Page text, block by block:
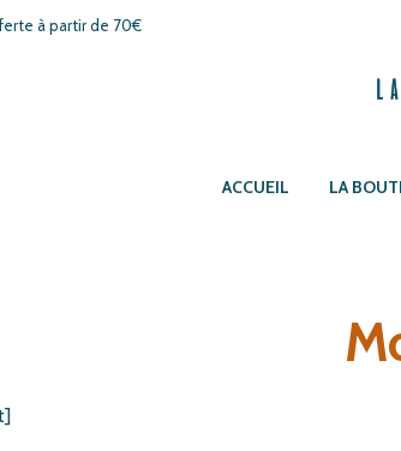
à partir de 70€
ACCUEIL LA